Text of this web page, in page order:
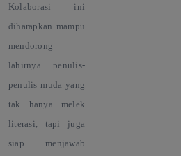
Kolaborasi ini
diharapkan mampu
mendorong
lahirnya penulis-
penulis muda yang
tak hanya melek
literasi, tapi juga
siap menjawab